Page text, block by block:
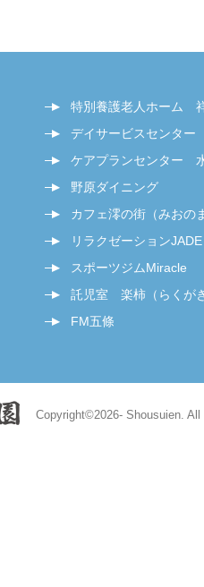
特別養護老人ホーム
デイサービスセンタ
ケアプランセンター
野原ダイニング
カフェ澪の街（みおの
リラクゼーションJADE
スポーツジムMiracle
託児室 楽柿（らくが
FM五條
Copyright©2026- Shousuien.